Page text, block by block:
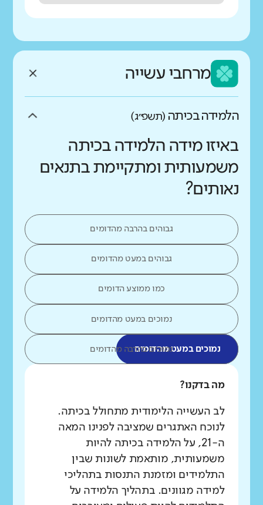
מרחבי עשייה
הלמידה בכיתה (תשפ״ג)
באיזו מידה הלמידה בכיתה
משמעותית ומתקיימת בתנאים
נאותים?
גבוהים בהרבה מהדומים
גבוהים במעט מהדומים
כמו ממוצע הדומים
נמוכים במעט מהדומים
נמוכים במעט מהדומיםנמוכים בהרבה מהדומים
מה בדקנו?
לב העשייה הלימודית מתחולל בכיתה.
לנוכח האתגרים שמציבה לפנינו המאה
ה-21, על הלמידה בכיתה להיות
משמעותית, מותאמת לשונות שבין
התלמידים ומזמנת התנסות בתהליכי
למידה מגוונים. בתהליך הלמידה על